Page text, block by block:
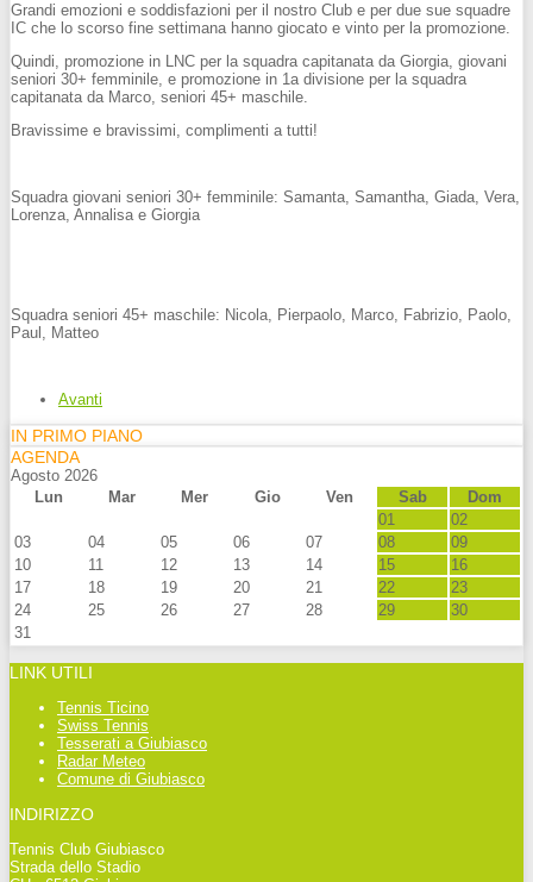
Grandi emozioni e soddisfazioni per il nostro Club e per due sue squadre
IC che lo scorso fine settimana hanno giocato e vinto per la promozione.
Quindi, promozione in LNC per la squadra capitanata da Giorgia, giovani
seniori 30+ femminile, e promozione in 1a divisione per la squadra
capitanata da Marco, seniori 45+ maschile.
Bravissime e bravissimi, complimenti a tutti!
Squadra giovani seniori 30+ femminile: Samanta, Samantha, Giada, Vera,
Lorenza, Annalisa e Giorgia
Squadra seniori 45+ maschile: Nicola, Pierpaolo, Marco, Fabrizio, Paolo,
Paul, Matteo
Avanti
IN PRIMO PIANO
AGENDA
Agosto 2026
Lun
Mar Mer Gio Ven Sab
Dom
01
02
03
04 05 06 07 08
09
10
11 12 13 14 15
16
17
18 19 20 21 22
23
24
25 26 27 28 29
30
31
LINK UTILI
Tennis Ticino
Swiss Tennis
Tesserati a Giubiasco
Radar Meteo
Comune di Giubiasco
INDIRIZZO
Tennis Club Giubiasco
Strada dello Stadio